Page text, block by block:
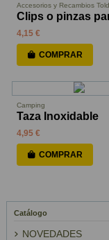
Accesorios y Recambios
Clips o pinzas
4,15 €
COMPRAR
Camping
Taza Inoxidable
4,95 €
COMPRAR
Catálogo
NOVEDADES